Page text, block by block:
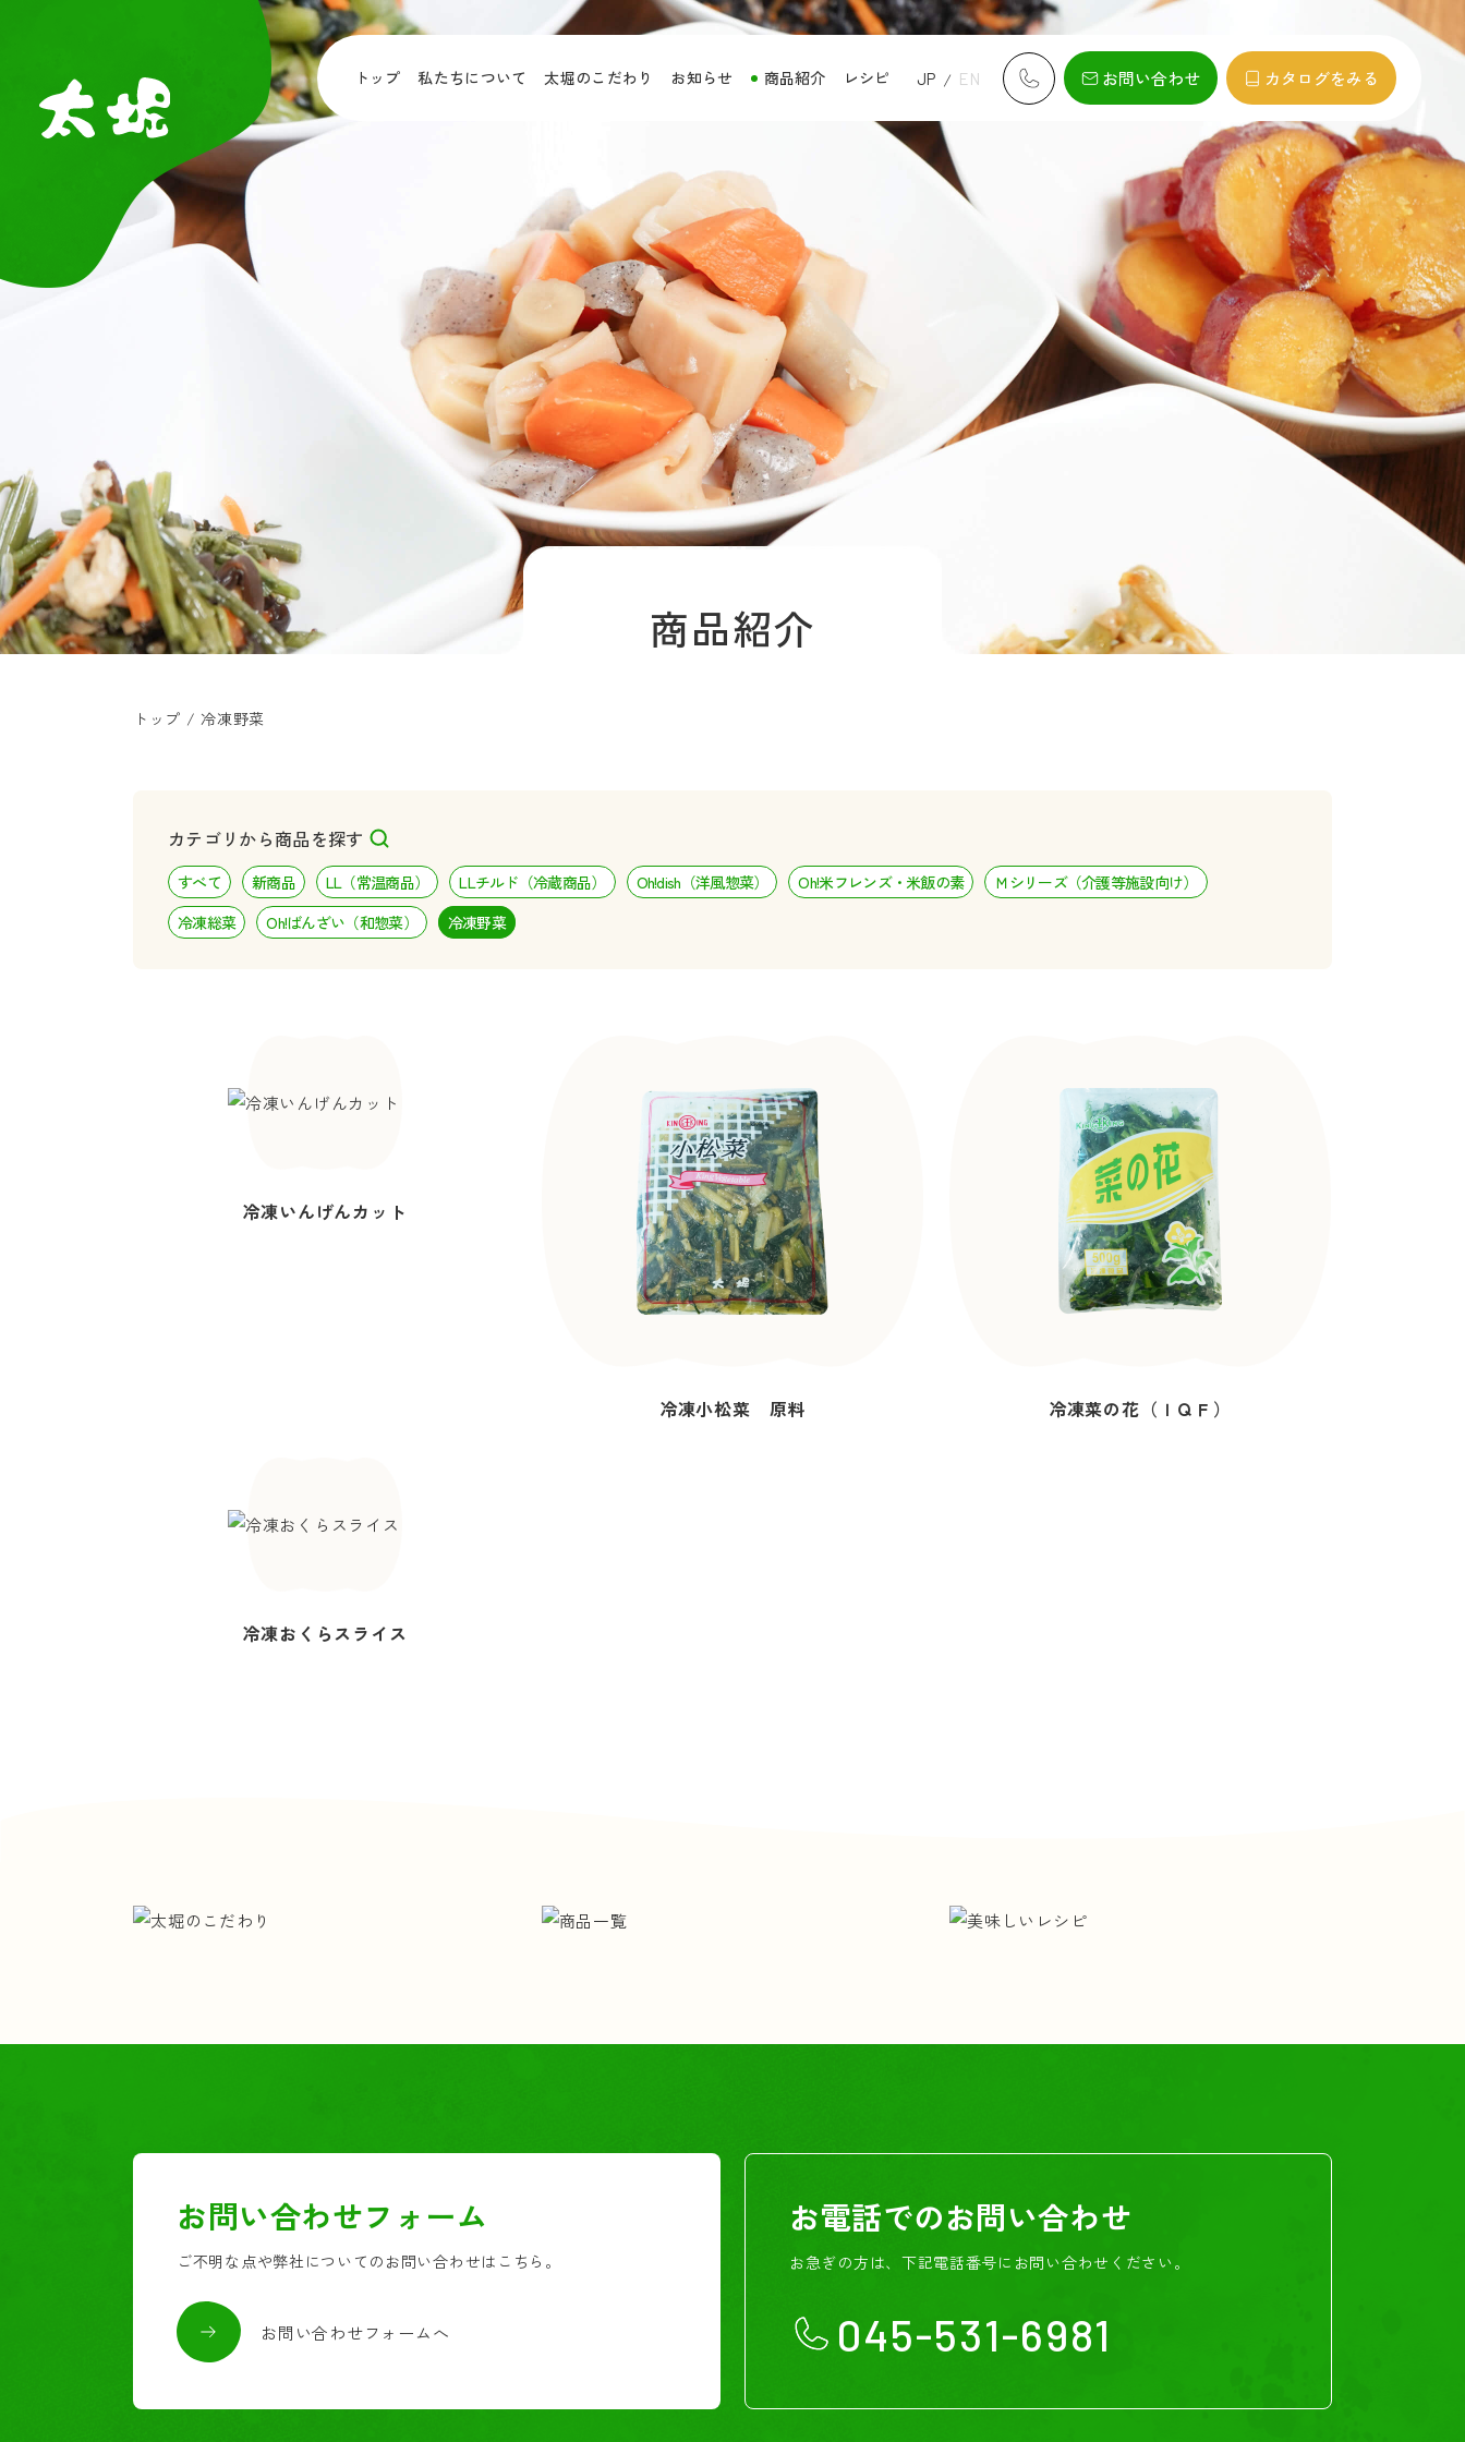
トップ 私たちについて 太堀のこだわり お知らせ 商品紹介 レシピ JP EN お問い合わせ カタログをみる
商品紹介
トップ /冷凍野菜
カテゴリから商品を探す
すべて 新商品 LL（常温商品） LLチルド（冷蔵商品） Oh!dish（洋風惣菜） Oh!米フレンズ・米飯の素
Ｍシリーズ（介護等施設向け）
冷凍総菜
Oh!ばんざい（和惣菜） 冷凍野菜
冷凍いんげんカット
冷凍小松菜 原料 冷凍菜の花（ＩＱＦ）
冷凍おくらスライス
お問い合わせフォーム
ご不明な点や弊社についてのお問い合わせはこちら。
お問い合わせフォームへ
お電話でのお問い合わせ
お急ぎの方は、下記電話番号にお問い合わせください。
045-531-6981